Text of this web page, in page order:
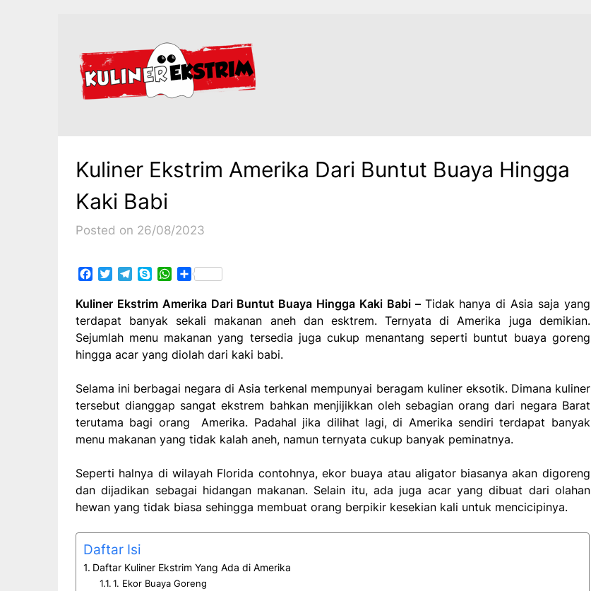
Kuliner Ekstrim Amerika Dari Buntut Buaya Hingga
Kaki Babi
Posted on 26/08/2023
Facebook
TwitterTelegram
SkypeWhatsApp
Share
Kuliner Ekstrim Amerika Dari Buntut Buaya Hingga Kaki Babi – Tidak hanya di Asia saja yang
terdapat banyak sekali makanan aneh dan esktrem. Ternyata di Amerika juga demikian.
Sejumlah menu makanan yang tersedia juga cukup menantang seperti buntut buaya goreng
hingga acar yang diolah dari kaki babi.
Selama ini berbagai negara di Asia terkenal mempunyai beragam kuliner eksotik. Dimana kuliner
tersebut dianggap sangat ekstrem bahkan menjijikkan oleh sebagian orang dari negara Barat
terutama bagi orang Amerika. Padahal jika dilihat lagi, di Amerika sendiri terdapat banyak
menu makanan yang tidak kalah aneh, namun ternyata cukup banyak peminatnya.
Seperti halnya di wilayah Florida contohnya, ekor buaya atau aligator biasanya akan digoreng
dan dijadikan sebagai hidangan makanan. Selain itu, ada juga acar yang dibuat dari olahan
hewan yang tidak biasa sehingga membuat orang berpikir kesekian kali untuk mencicipinya.
Daftar Isi
Daftar Kuliner Ekstrim Yang Ada di Amerika
1. Ekor Buaya Goreng